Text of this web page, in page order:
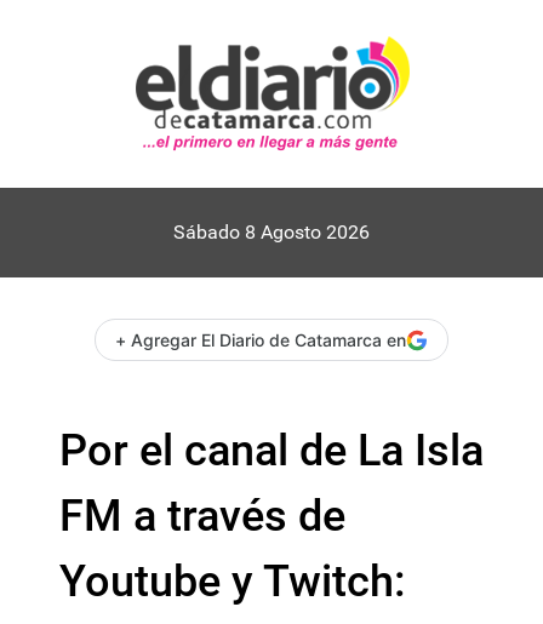
Sábado 8 Agosto 2026
+ Agregar El Diario de Catamarca en
Por el canal de La Isla
FM a través de
Youtube y Twitch: